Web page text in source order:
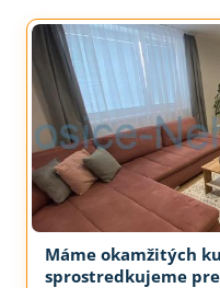
Máme okamžitých
sprostredkujeme